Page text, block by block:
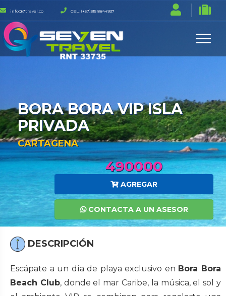
info@7travel.co CEL: (+57)315 8844937
BORA BORA VIP ISLA
PRIVADA
CARTAGENA
490000
AGREGAR
CONTACTA A UN ASESOR
DESCRIPCIÓN
Escápate a un día de playa exclusivo en Bora Bora
Beach Club, donde el mar Caribe, la música, el sol y